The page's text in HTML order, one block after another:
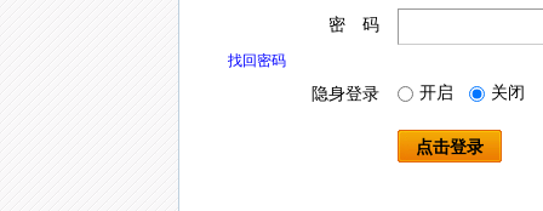
密 码
找回密码
隐身登录 开启 关闭
点击登录